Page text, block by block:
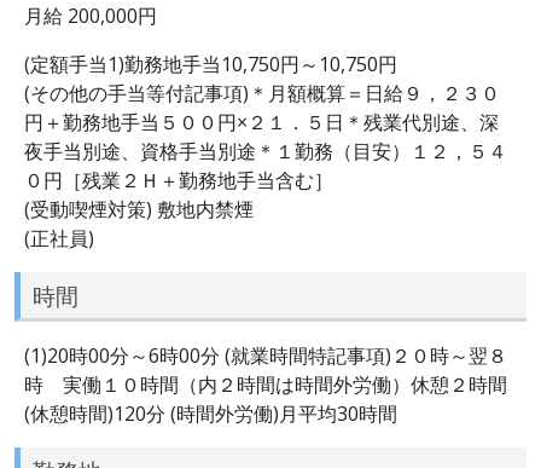
月給 200,000円
(定額手当1)勤務地手当10,750円～10,750円
(その他の手当等付記事項)＊月額概算＝日給９，２３０
円＋勤務地手当５００円×２１．５日＊残業代別途、深
夜手当別途、資格手当別途＊１勤務（目安）１２，５４
０円［残業２Ｈ＋勤務地手当含む］
(受動喫煙対策) 敷地内禁煙
(正社員)
時間
(1)20時00分～6時00分 (就業時間特記事項)２０時～翌８
時 実働１０時間（内２時間は時間外労働）休憩２時間
(休憩時間)120分 (時間外労働)月平均30時間